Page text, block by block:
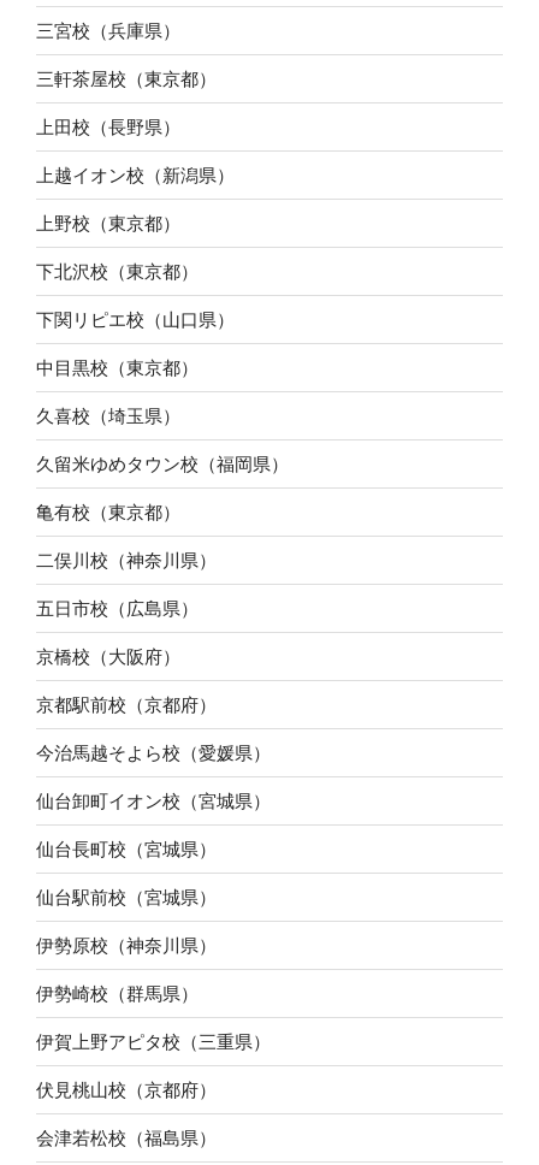
三宮校（兵庫県）
三軒茶屋校（東京都）
上田校（長野県）
上越イオン校（新潟県）
上野校（東京都）
下北沢校（東京都）
下関リピエ校（山口県）
中目黒校（東京都）
久喜校（埼玉県）
久留米ゆめタウン校（福岡県）
亀有校（東京都）
二俣川校（神奈川県）
五日市校（広島県）
京橋校（大阪府）
京都駅前校（京都府）
今治馬越そよら校（愛媛県）
仙台卸町イオン校（宮城県）
仙台長町校（宮城県）
仙台駅前校（宮城県）
伊勢原校（神奈川県）
伊勢崎校（群馬県）
伊賀上野アピタ校（三重県）
伏見桃山校（京都府）
会津若松校（福島県）